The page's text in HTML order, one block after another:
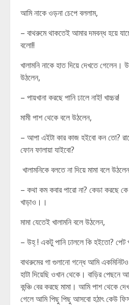
আমি নাকে ওড়না চেপে বললাম,
– বাথরুমে থাকতেই আমার দমবন্ধ হয়ে
বলো!!
খালামনি নাকে হাত দিয়ে দেখতে গেলেন।
উঠলেন,
– পায়খানা করছে পানি ঢালে নাই! খাচ্চর!
মামী পাশ থেকে বলে উঠলেন,
– আপা এইটা কার কাজ হইবো কন তো?
ফোন ফালায়া যাইবো?
খালামনিকে বলতে না দিয়ে মামা বলে
– কথা কম কবার পারো না? কেডা করছে
খাড়াও।।
মামা যেতেই খালামনি বলে উঠলেন,
– উহ্ ! একটু পানি ঢাললে কি হইতো? পেট
বাথরুমের গা গুলানো গন্ধে আমি
হাটা দিয়েছি ওখান থেকে। বাড়ির পেছনে
কন্ঞ্চি বের করছে মামা। আমি পাশ থেকে
গেলে আমি পিছু পিছু আসবো হঠাৎ কেউ